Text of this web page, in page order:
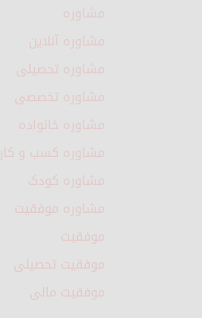
مشاوره
مشاوره آنلاین
مشاوره تحصیلی
مشاوره تخصصی
مشاوره خانواده
مشاوره کسب و کار
مشاوره کودک
مشاوره موفقیت
موفقیت
موفقیت تحصیلی
موفقیت مالی